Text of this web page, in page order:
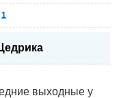
1
выходные у